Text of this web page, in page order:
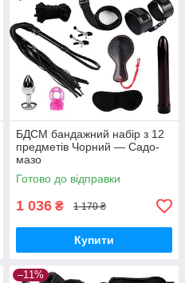
БДСМ бандажний набір з 12
предметів Чорний — Садо-
мазо
Готово до відправки
1 036 ₴ 1 170 ₴
Купити
–11%